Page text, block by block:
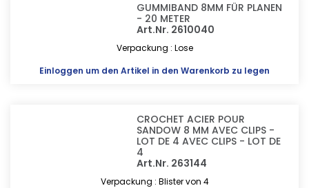
GUMMIBAND 8MM FÜR PLANEN
- 20 METER
Art.Nr. 2610040
Verpackung : Lose
Einloggen um den Artikel in den Warenkorb zu legen
CROCHET ACIER POUR
SANDOW 8 MM AVEC CLIPS -
LOT DE 4 AVEC CLIPS - LOT DE
4
Art.Nr. 263144
Verpackung : Blister von 4